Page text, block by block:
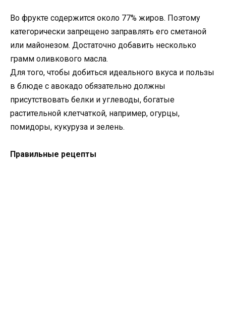
Во фрукте содержится около 77% жиров. Поэтому
категорически запрещено заправлять его сметаной
или майонезом. Достаточно добавить несколько
грамм оливкового масла.
Для того, чтобы добиться идеального вкуса и пользы
в блюде с авокадо обязательно должны
присутствовать белки и углеводы, богатые
растительной клетчаткой, например, огурцы,
помидоры, кукуруза и зелень.
Правильные рецепты